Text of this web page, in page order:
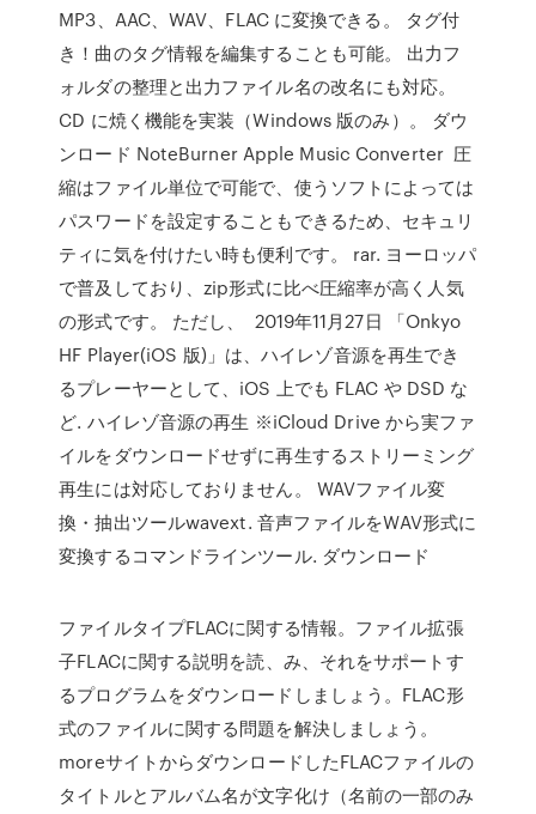
MP3、AAC、WAV、FLAC に変換できる。 タグ付
き！曲のタグ情報を編集することも可能。 出力フ
ォルダの整理と出力ファイル名の改名にも対応。
CD に焼く機能を実装（Windows 版のみ）。 ダウ
ンロード NoteBurner Apple Music Converter 圧
縮はファイル単位で可能で、使うソフトによっては
パスワードを設定することもできるため、セキュリ
ティに気を付けたい時も便利です。 rar. ヨーロッパ
で普及しており、zip形式に比べ圧縮率が高く人気
の形式です。 ただし、 2019年11月27日 「Onkyo
HF Player(iOS 版)」は、ハイレゾ音源を再生でき
るプレーヤーとして、iOS 上でも FLAC や DSD な
ど. ハイレゾ音源の再生 ※iCloud Drive から実ファ
イルをダウンロードせずに再生するストリーミング
再生には対応しておりません。 WAVファイル変
換・抽出ツールwavext. 音声ファイルをWAV形式に
変換するコマンドラインツール. ダウンロード
ファイルタイプFLACに関する情報。ファイル拡張
子FLACに関する説明を読、み、それをサポートす
るプログラムをダウンロードしましょう。FLAC形
式のファイルに関する問題を解決しましょう。
moreサイトからダウンロードしたFLACファイルの
タイトルとアルバム名が文字化け（名前の一部のみ